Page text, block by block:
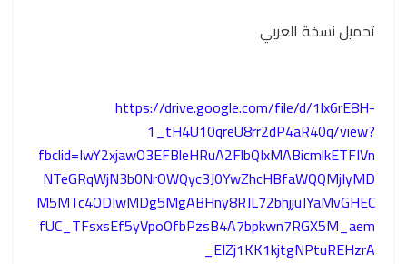
تحميل نسخة العربي
https://drive.google.com/file/d/1lx6rE8H-
1_tH4U10qreU8rr2dP4aR40q/view?
fbclid=IwY2xjawO3EFBleHRuA2FlbQIxMABicmlkETFIVn
NTeGRqWjN3b0NrOWQyc3J0YwZhcHBfaWQQMjIyMD
M5MTc4ODIwMDg5MgABHny8RJL72bhjjuJYaMvGHEC
fUC_TFsxsEf5yVpoOfbPzsB4A7bpkwn7RGX5M_aem
_EIZj1KK1kjtgNPtuREHzrA